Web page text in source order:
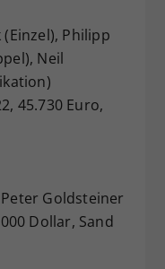
Philipp
Neil
45.730 Euro,
Goldsteiner
Dollar, Sand
anderem eine
für die
Ihrer
falls der